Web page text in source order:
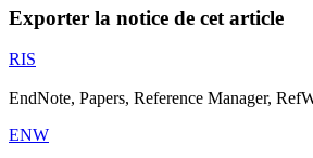
Exporter la notice de cet article
RIS
EndNote, Papers, Reference Manager,
ENW